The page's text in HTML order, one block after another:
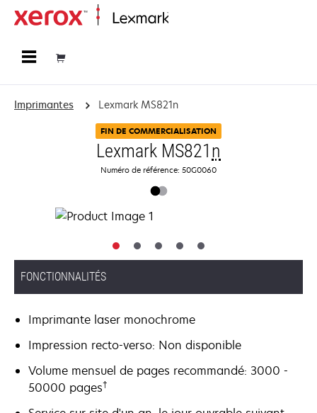
Imprimantes Lexmark MS821n
FIN DE COMMERCIALISATION
Lexmark MS821 n
Numéro de référence: 50G0060
FONCTIONNALITÉS
Imprimante laser monochrome
Impression recto-verso: Non disponible
Volume mensuel de pages recommandé: 3000 -
50000 pages†